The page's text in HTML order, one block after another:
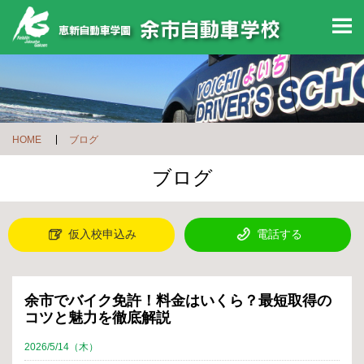
HOME ブログ
ブログ
仮入校申込み 電話する
余市でバイク免許！料金はいくら？最短取得の
コツと魅力を徹底解説
2026/5/14（木）